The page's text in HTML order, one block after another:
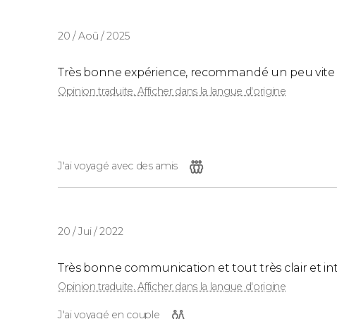
20 / Aoû / 2025
Très bonne expérience, recommandé un peu
Opinion traduite. Afficher dans la langue d'origine
J'ai voyagé avec des amis
20 / Jui / 2022
Très bonne communication et tout très clair et
Opinion traduite. Afficher dans la langue d'origine
J'ai voyagé en couple